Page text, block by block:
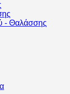
- Θαλάσσης